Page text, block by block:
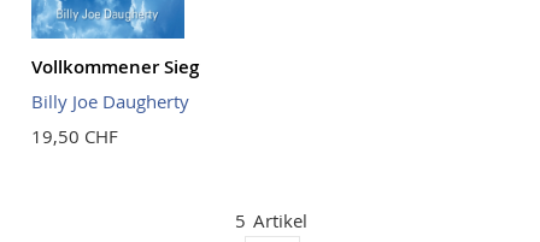
Vollkommener Sieg
Billy Joe Daugherty
19,50 CHF
5 Artikel